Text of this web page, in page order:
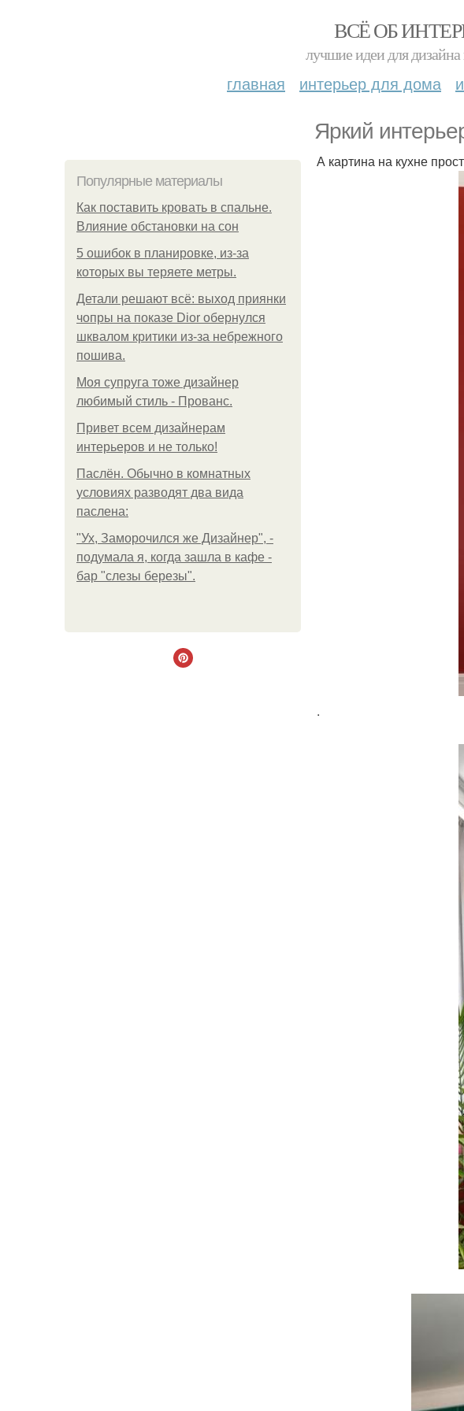
ВСЁ ОБ
лучшие идеи для дизайна
главная интерьер для дома
Яркий
Популярные материалы
Как поставить кровать в спальне.
Влияние обстановки на сон
5 ошибок в планировке, из-за
которых вы теряете метры.
Детали решают всё: выход приянки
чопры на показе Dior обернулся
шквалом критики из-за небрежного
пошива.
Моя супруга тоже дизайнер
любимый стиль - Прованс.
Привет всем дизайнерам
интерьеров и не только!
Паслён. Обычно в комнатных
условиях разводят два вида
паслена:
"Ух, Заморочился же Дизайнер", -
подумала я, когда зашла в кафе -
бар "слезы березы".
А картина на кухне
.